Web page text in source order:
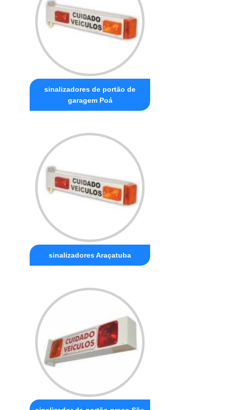
sinalizadores de portão de
garagem Poá
sinalizadores Araçatuba